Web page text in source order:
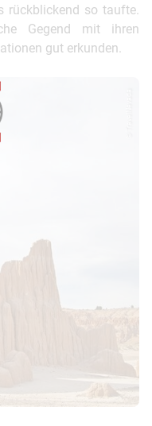
rückblickend so taufte.
Gegend mit ihren
gut erkunden.